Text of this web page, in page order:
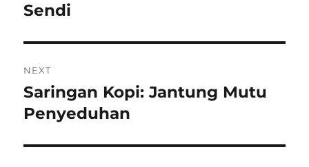
Sendi
NEXT
Next
post:
Saringan Kopi: Jantung Mutu
Penyeduhan